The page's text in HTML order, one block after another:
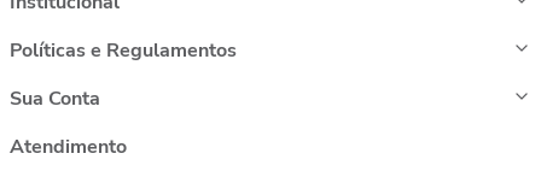
Políticas e Regulamentos
Sua Conta
Atendimento